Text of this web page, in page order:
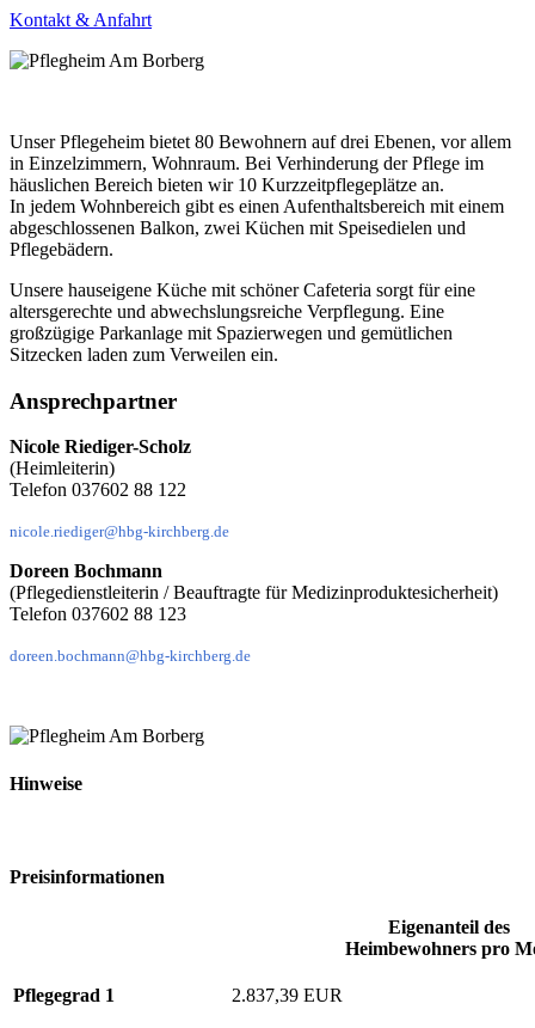
Kontakt & Anfahrt
Unser Pflegeheim bietet 80 Bewohnern auf drei Ebenen, vor allem
in Einzelzimmern, Wohnraum. Bei Verhinderung der Pflege im
häuslichen Bereich bieten wir 10 Kurzzeitpflegeplätze an.
In jedem Wohnbereich gibt es einen Aufenthaltsbereich mit einem
abgeschlossenen Balkon, zwei Küchen mit Speisedielen und
Pflegebädern.
Unsere hauseigene Küche mit schöner Cafeteria sorgt für eine
altersgerechte und abwechslungsreiche Verpflegung. Eine
großzügige Parkanlage mit Spazierwegen und gemütlichen
Sitzecken laden zum Verweilen ein.
Ansprechpartner
Nicole Riediger-Scholz
(Heimleiterin)
Telefon 037602 88 122
nicole.riediger@hbg-kirchberg.de
Doreen Bochmann
(Pflegedienstleiterin / Beauftragte für Medizinproduktesicherheit)
Telefon 037602 88 123
doreen.bochmann@hbg-kirchberg.de
Hinweise
Preisinformationen
Eigenanteil des
Heimbewohners pro
Pflegegrad 1 2.837,39 EUR